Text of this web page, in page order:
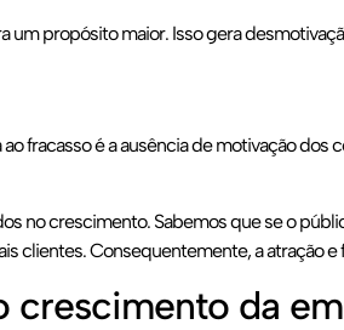
um propósito maior. Isso gera
fracasso é a ausência de motivação
no crescimento. Sabemos que se o
clientes. Consequentemente, a atração
crescimento da